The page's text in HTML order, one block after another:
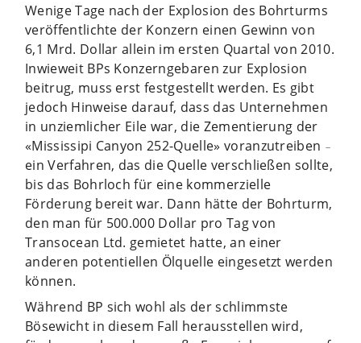
Wenige Tage nach der Explosion des Bohrturms
veröffentlichte der Konzern einen Gewinn von
6,1 Mrd. Dollar allein im ersten Quartal von 2010.
Inwieweit BPs Konzerngebaren zur Explosion
beitrug, muss erst festgestellt werden. Es gibt
jedoch Hinweise darauf, dass das Unternehmen
in unziemlicher Eile war, die Zementierung der
«Mississipi Canyon 252-Quelle» voranzutreiben –
ein Verfahren, das die Quelle verschließen sollte,
bis das Bohrloch für eine kommerzielle
Förderung bereit war. Dann hätte der Bohrturm,
den man für 500.000 Dollar pro Tag von
Transocean Ltd. gemietet hatte, an einer
anderen potentiellen Ölquelle eingesetzt werden
können.
Während BP sich wohl als der schlimmste
Bösewicht in diesem Fall herausstellen wird,